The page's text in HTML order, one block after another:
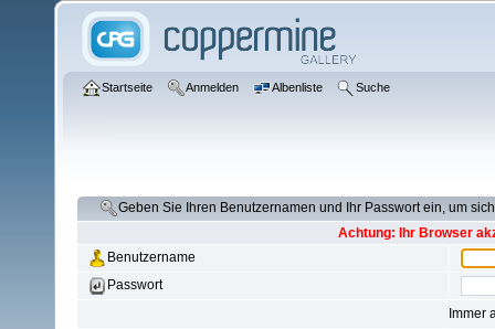
Startseite Anmelden Albenliste Suche
Geben Sie Ihren Benutzernamen und Ihr Passwort ein, um
Achtung: Ihr Browser
Benutzername
Passwort
Immer